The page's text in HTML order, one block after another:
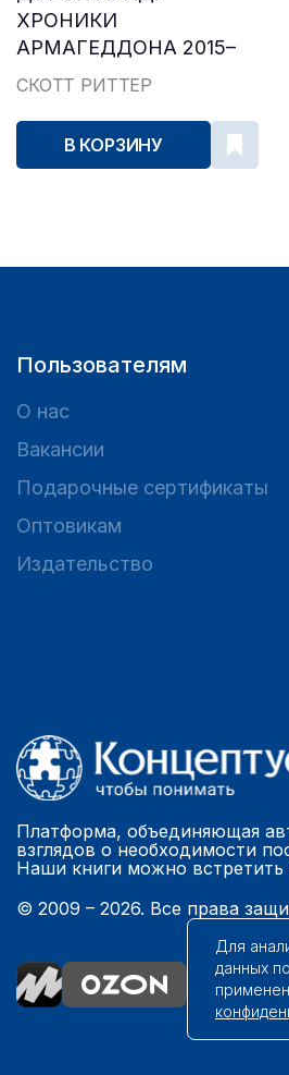
ХРОНИКИ
АРМАГЕДДОНА 2015–
2024
СКОТТ РИТТЕР
В КОРЗИНУ
Пользователям
О нас
Вакансии
Подарочные сертификаты
Оптовикам
Издательство
Платформа, объединяющая
взглядов о необходимости
Наши книги можно встретить
© 2009 – 2026. Все права
Для
данных